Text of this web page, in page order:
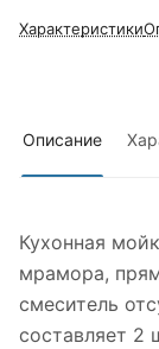
Характеристики
Описание
Кухонная
мрамора,
смеситель
составляет 2